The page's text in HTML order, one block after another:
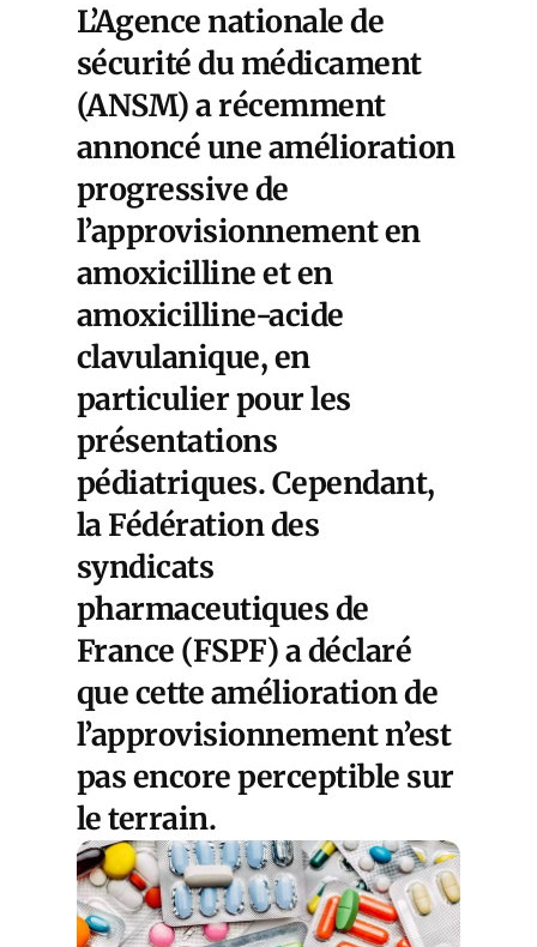
L’Agence nationale de
sécurité du médicament
(ANSM) a récemment
annoncé une amélioration
progressive de
l’approvisionnement en
amoxicilline et en
amoxicilline-acide
clavulanique, en
particulier pour les
présentations
pédiatriques. Cependant,
la Fédération des
syndicats
pharmaceutiques de
France (FSPF) a déclaré
que cette amélioration de
l’approvisionnement n’est
pas encore perceptible sur
le terrain.